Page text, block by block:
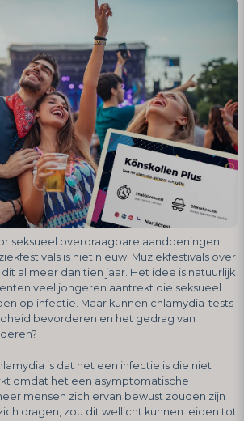
seksueel overdraagbare aandoeningen
is niet nieuw. Muziekfestivals over
al meer dan tien jaar. Het idee is natuurlijk
veel jongeren aantrekt die seksueel
op infectie. Maar kunnen chlamydia-tests
bevorderen en het gedrag van
is dat het een infectie is die niet
omdat het een asymptomatische
mensen zich ervan bewust zouden zijn
dragen, zou dit wellicht kunnen leiden tot